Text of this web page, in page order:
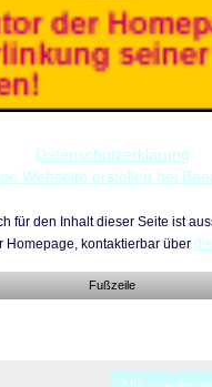
Datenschutzerklärung
Webseite erstellen bei
für den Inhalt dieser Seite ist
Homepage, kontaktierbar über
Fußzeile